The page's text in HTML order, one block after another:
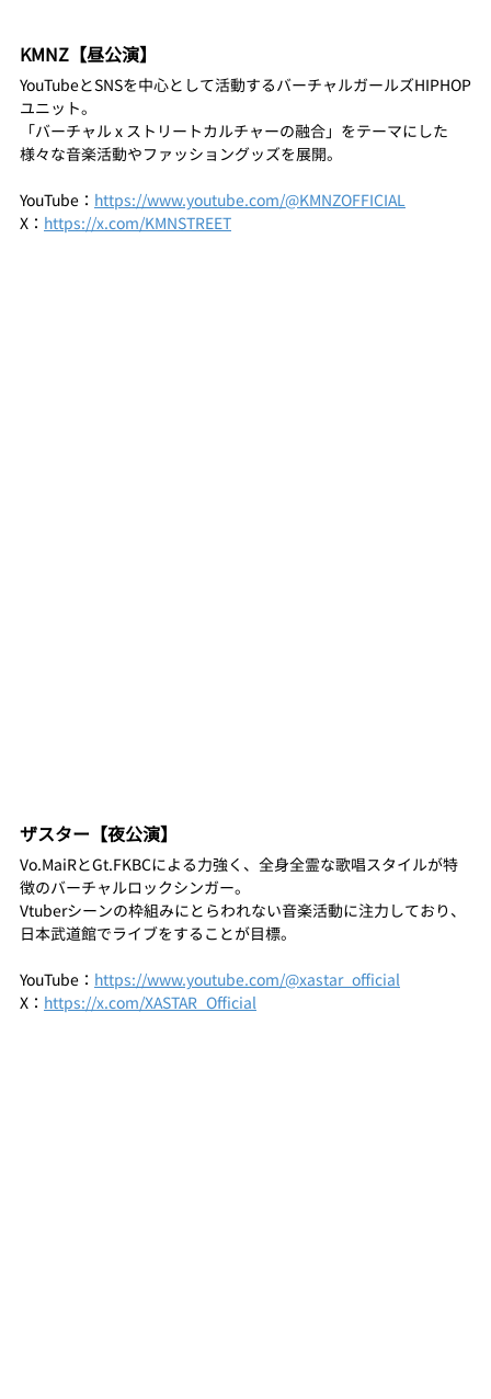
KMNZ【昼公演】
YouTubeとSNSを中心として活動するバーチャルガールズHIPHOP
ユニット。
「バーチャル x ストリートカルチャーの融合」をテーマにした
様々な音楽活動やファッショングッズを展開。
YouTube： https://www.youtube.com/@KMNZOFFICIAL
X： https://x.com/KMNSTREET
ザスター【夜公演】
Vo.MaiRとGt.FKBCによる力強く、全身全霊な歌唱スタイルが特
徴のバーチャルロックシンガー。
Vtuberシーンの枠組みにとらわれない音楽活動に注力しており、
日本武道館でライブをすることが目標。
YouTube： https://www.youtube.com/@xastar_official
X： https://x.com/XASTAR_Official